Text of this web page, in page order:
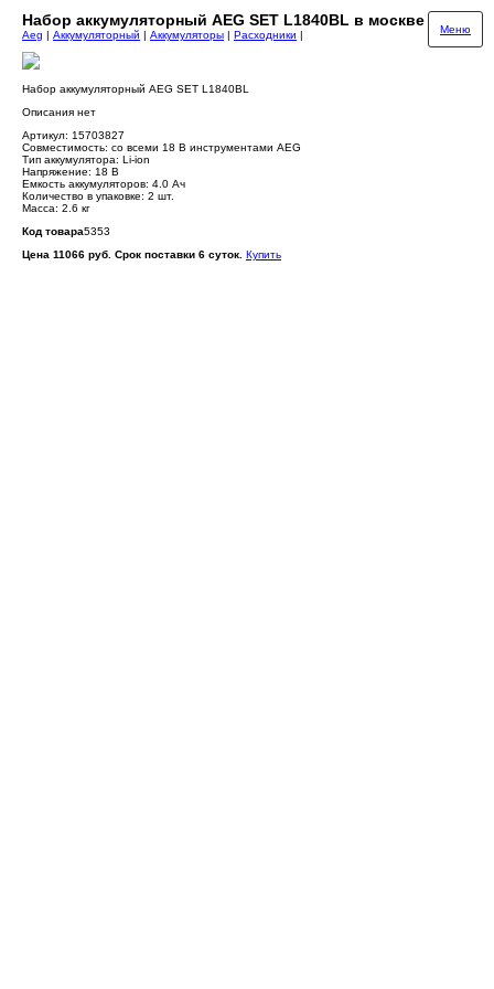
Набор аккумуляторный AEG SET L1840BL в москве
Меню
Aeg | Аккумуляторный | Аккумуляторы | Расходники |
Набор аккумуляторный AEG SET L1840BL
Описания нет
Артикул: 15703827
Совместимость: со всеми 18 В инструментами AEG
Тип аккумулятора: Li-ion
Напряжение: 18 В
Емкость аккумуляторов: 4.0 Ач
Количество в упаковке: 2 шт.
Масса: 2.6 кг
Код товара5353
Цена 11066 руб. Срок поставки 6 суток. Купить